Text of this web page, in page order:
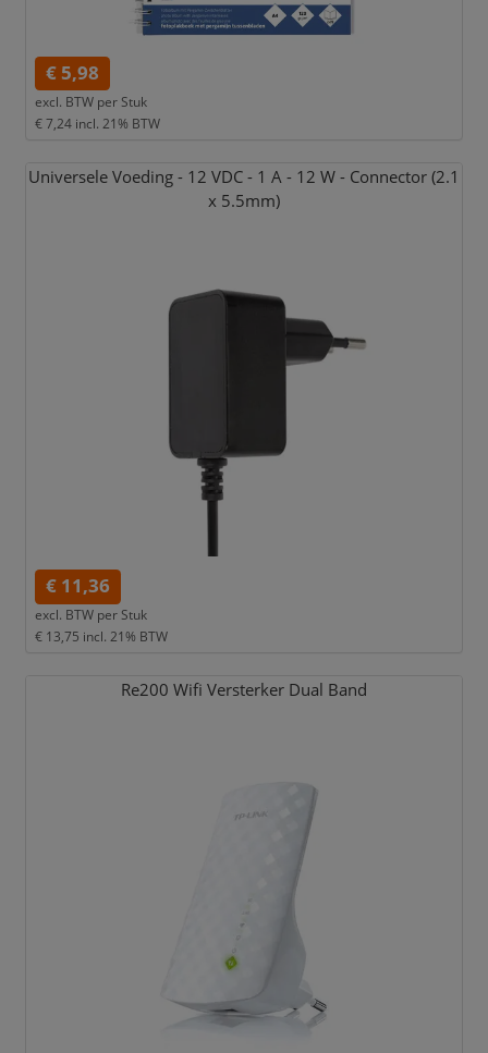
€ 5,98
excl. BTW per Stuk
€ 7,24 incl. 21% BTW
Universele Voeding - 12 VDC - 1 A - 12 W - Connector (2.1
x 5.5mm)
€ 11,36
excl. BTW per Stuk
€ 13,75 incl. 21% BTW
Re200 Wifi Versterker Dual Band